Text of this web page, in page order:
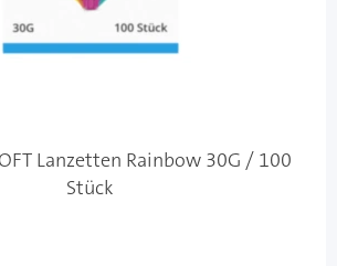
Lanzetten Rainbow 30G / 100
Stück